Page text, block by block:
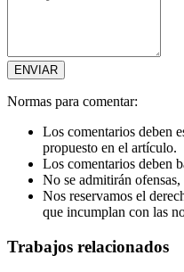
Normas para comentar:
Los comentarios deben
propuesto en el artículo.
Los comentarios deben
No se admitirán ofensas,
Nos reservamos el
que incumplan con las
Trabajos relacionados